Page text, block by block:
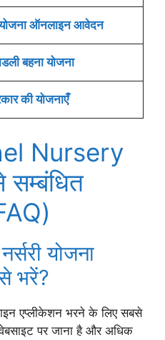
योजना ऑनलाइन आवेदन
बहना योजना
की योजनाएँ
Nursery
योजना
भरें?
एप्लीकेशन भरने के लिए सबसे
पर जाना है और अधिक